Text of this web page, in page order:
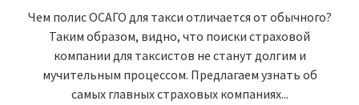
Чем полис ОСАГО для такси отличается от обычного?
Таким образом, видно, что поиски страховой
компании для таксистов не станут долгим и
мучительным процессом. Предлагаем узнать об
самых главных страховых компаниях...